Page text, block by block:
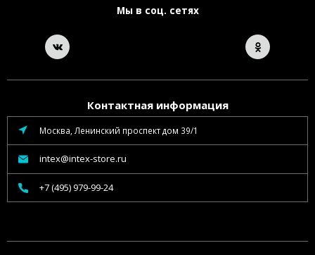
Мы в соц. сетях
Контактная информация
Москва, Ленинский проспект дом 39/1
intex@intex-store.ru
+7 (495) 979-99-24